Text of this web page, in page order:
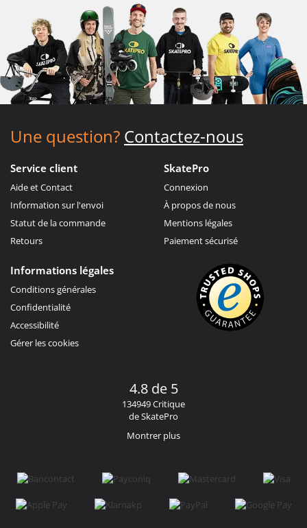
Une question? Contactez-nous
Service client
Aide et Contact
Information sur l'envoi
Statut de la commande
Retours
SkatePro
Connexion
À propos de nous
Mentions légales
Paiement sécurisé
Informations légales
Conditions générales
Confidentialité
Accessibilité
Gérer les cookies
4.8 de 5
134949 Critique
de SkatePro
Montrer plus